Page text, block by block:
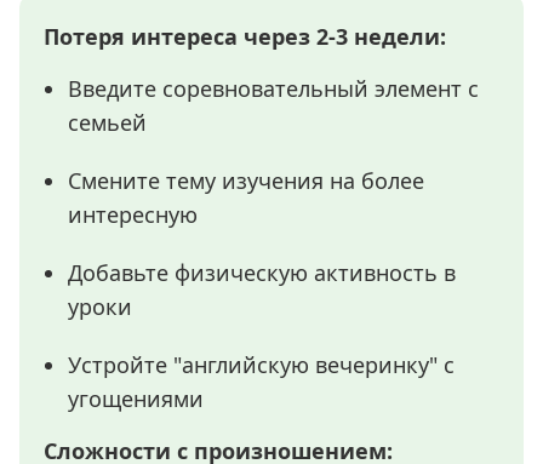
Потеря интереса через 2-3 недели:
Введите соревновательный элемент с
семьей
Смените тему изучения на более
интересную
Добавьте физическую активность в
уроки
Устройте "английскую вечеринку" с
угощениями
Сложности с произношением: